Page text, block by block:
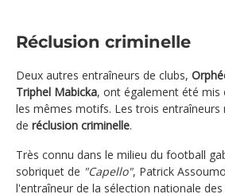
Réclusion criminelle
Deux autres entraîneurs de clubs,
Triphel Mabicka, ont également été mis
les mêmes motifs. Les trois entraîneurs
de réclusion criminelle.
Très connu dans le milieu du football
sobriquet de "Capello", Patrick
l'entraîneur de la sélection nationale